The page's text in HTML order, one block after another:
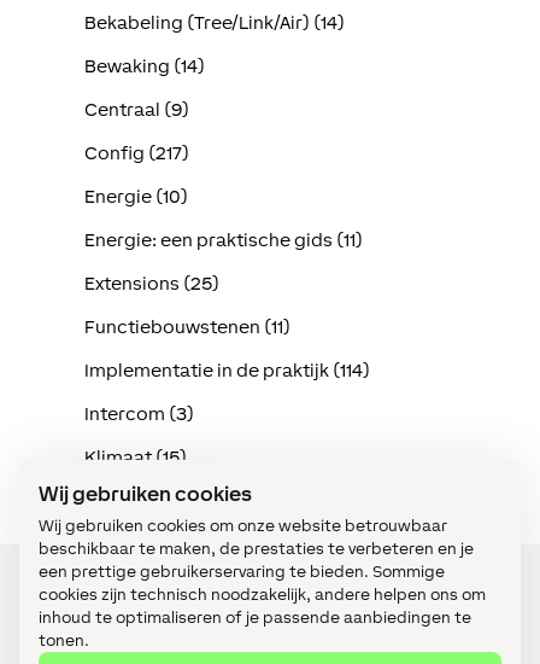
Wij gebruiken cookies
Wij gebruiken cookies om onze website betrouwbaar
beschikbaar te maken, de prestaties te verbeteren en je
een prettige gebruikerservaring te bieden. Sommige
cookies zijn technisch noodzakelijk, andere helpen ons om
inhoud te optimaliseren of je passende aanbiedingen te
tonen.
Bekabeling (Tree/Link/Air) (14)
Bewaking (14)
Centraal (9)
Config (217)
Energie (10)
Energie: een praktische gids (11)
Extensions (25)
Functiebouwstenen (11)
Implementatie in de praktijk (114)
Intercom (3)
Klimaat (15)
Word LOXONE Partner